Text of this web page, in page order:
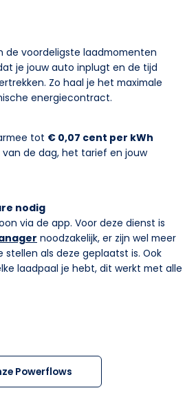
de voordeligste laadmomenten
je jouw auto inplugt en de tijd
Zo haal je het maximale
energiecontract.
tot € 0,07 cent per kWh
de dag, het tarief en jouw
nodig
via de app. Voor deze dienst is
noodzakelijk, er zijn wel meer
als deze geplaatst is. Ook
laadpaal je hebt, dit werkt met alle
Powerflows